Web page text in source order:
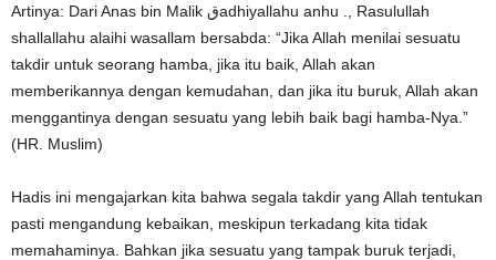
Artinya: Dari Anas bin Malik قadhiyallahu anhu ., Rasulullah
shallallahu alaihi wasallam bersabda: “Jika Allah menilai sesuatu
takdir untuk seorang hamba, jika itu baik, Allah akan
memberikannya dengan kemudahan, dan jika itu buruk, Allah akan
menggantinya dengan sesuatu yang lebih baik bagi hamba-Nya.”
(HR. Muslim)
Hadis ini mengajarkan kita bahwa segala takdir yang Allah tentukan
pasti mengandung kebaikan, meskipun terkadang kita tidak
memahaminya. Bahkan jika sesuatu yang tampak buruk terjadi,